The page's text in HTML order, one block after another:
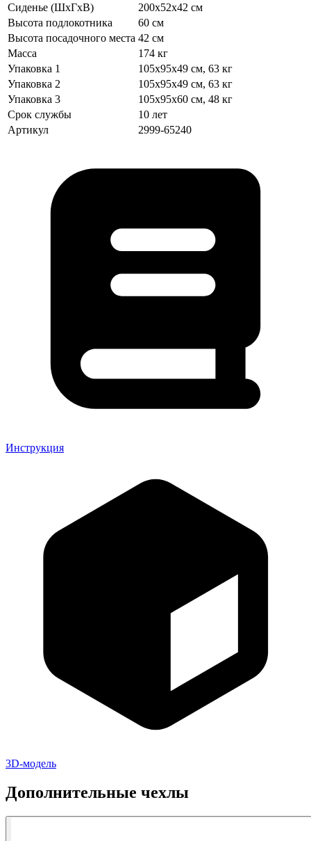
Сиденье (ШхГхВ)
200х52х42 см
Высота подлокотника
60 см
Высота посадочного места 42 см
Масса
174 кг
Упаковка 1
105х95х49 см, 63 кг
Упаковка 2
105х95х49 см, 63 кг
Упаковка 3
105х95х60 см, 48 кг
Срок службы
10 лет
Артикул
2999-65240
Инструкция
3D-модель
Дополнительные чехлы